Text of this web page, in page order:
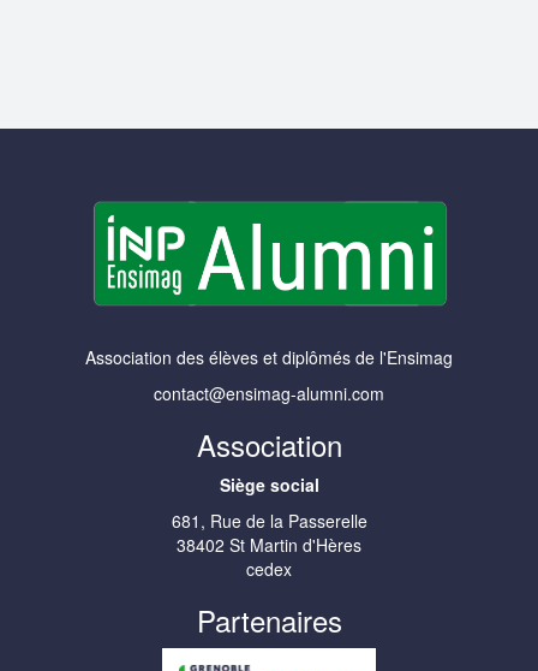
Association des élèves et diplômés de l'Ensimag
contact@ensimag-alumni.com
Association
Siège social
681, Rue de la Passerelle
38402 St Martin d'Hères
cedex
Partenaires